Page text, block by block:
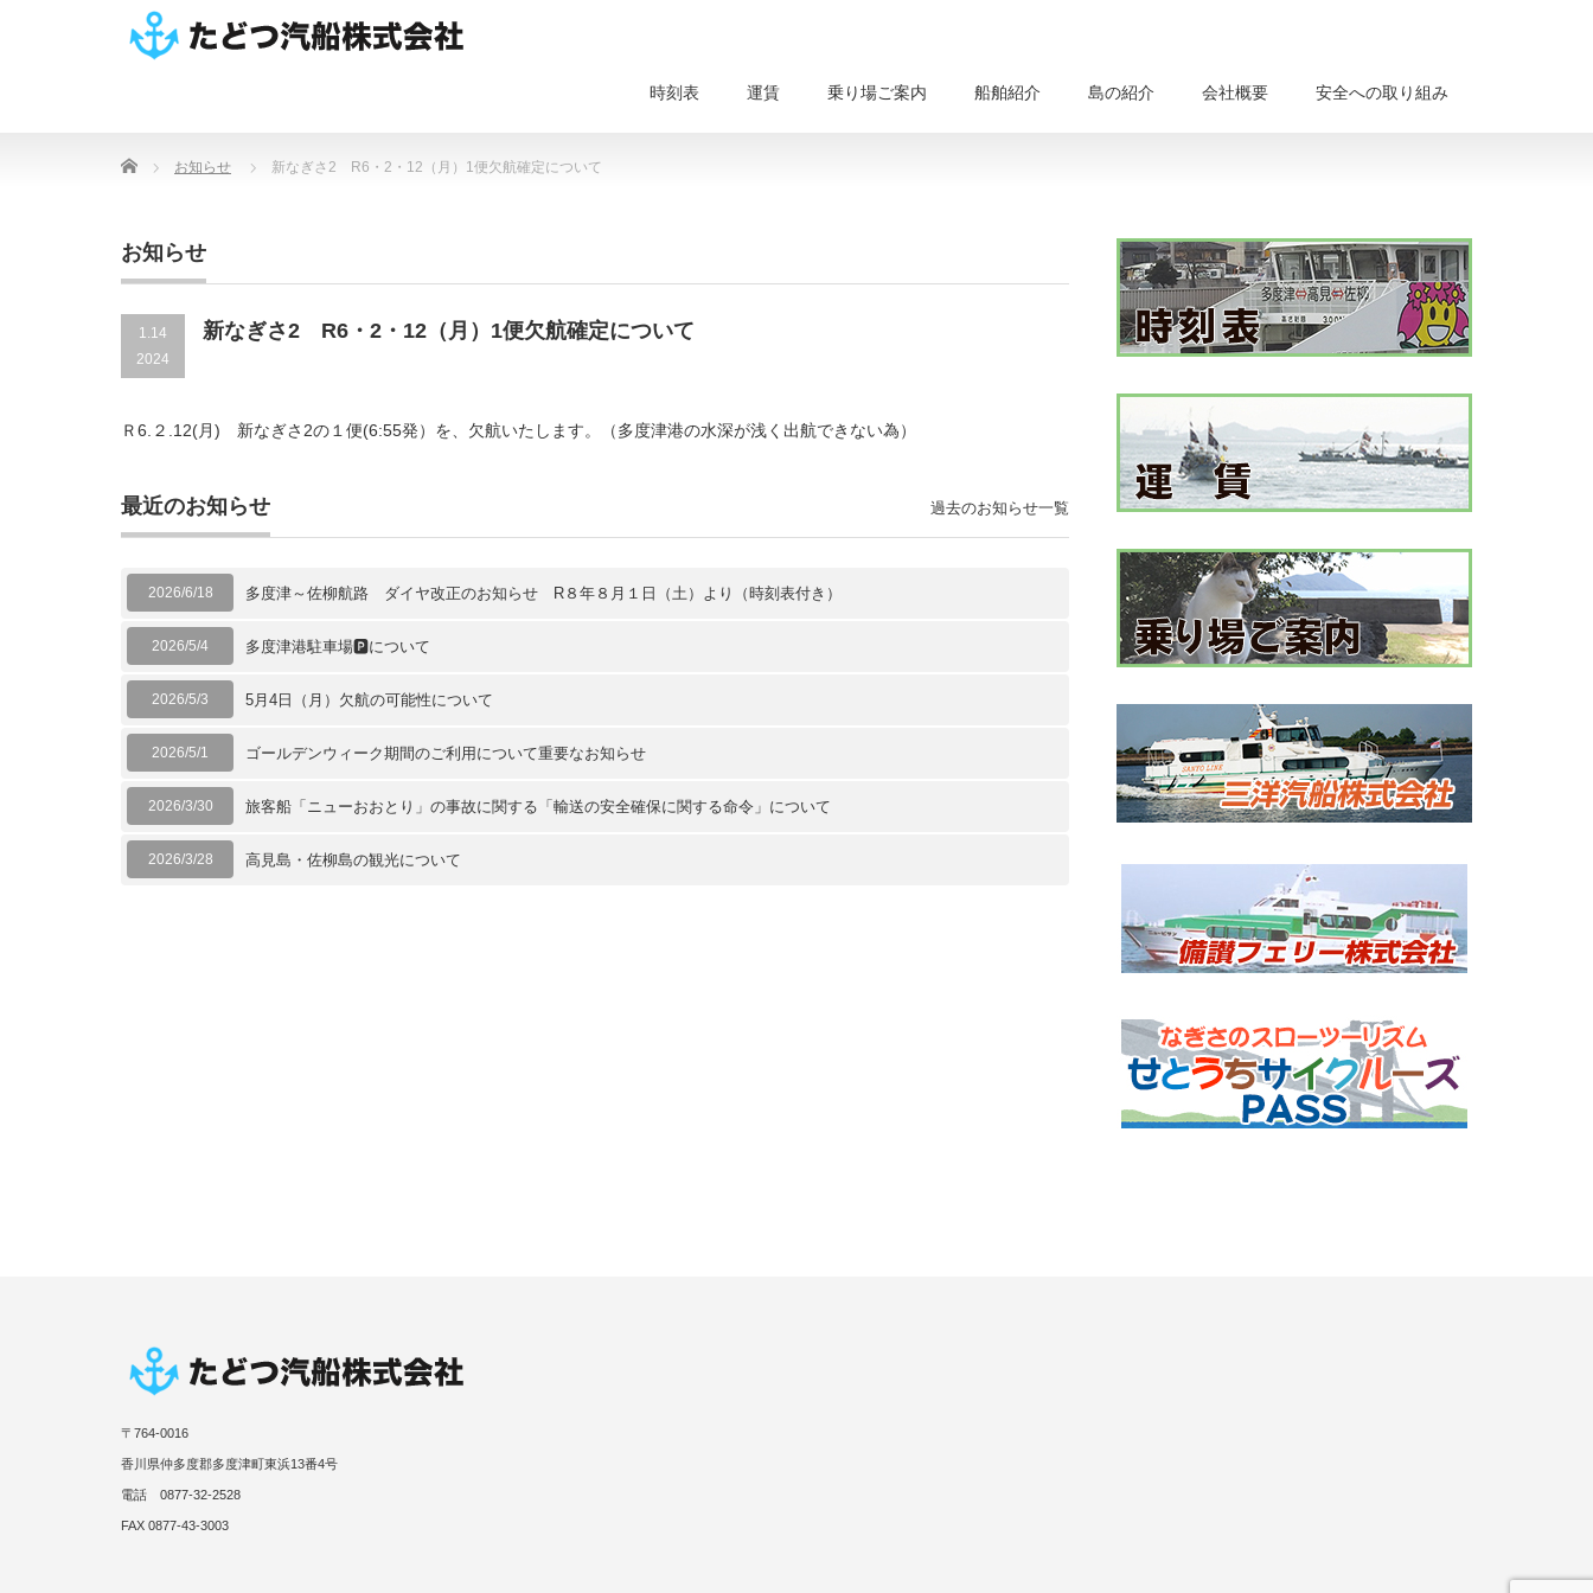
時刻表 運賃 乗り場ご案内 船舶紹介 島の紹介 会社概要 安全への取り組み
Home お知らせ 新なぎさ2 R6・2・12（月）1便欠航確定について
お知らせ
1.14
2024
新なぎさ2 R6・2・12（月）1便欠航確定について
Ｒ6.２.12(月) 新なぎさ2の１便(6:55発）を、欠航いたします。（多度津港の水深が浅く出航できない為）
最近のお知らせ
2026/6/18 多度津～佐柳航路 ダイヤ改正のお知らせ R８年８月１日（土）より（時刻表付き）
2026/5/4 多度津港駐車場🅿について
2026/5/3 5月4日（月）欠航の可能性について
2026/5/1 ゴールデンウィーク期間のご利用について重要なお知らせ
2026/3/30 旅客船「ニューおおとり」の事故に関する「輸送の安全確保に関する命令」について
2026/3/28 高見島・佐柳島の観光について
過去のお知らせ一覧
〒764-0016
香川県仲多度郡多度津町東浜13番4号
電話 0877-32-2528
FAX 0877-43-3003